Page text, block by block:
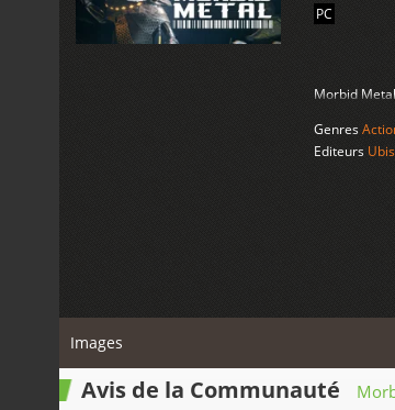
PC
Morbid
Genres
Editeurs
Images
Avis de la Communauté